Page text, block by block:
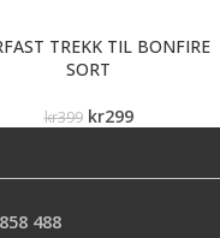
TREKK TIL BONFIRE
SORT
kr399 kr299
488